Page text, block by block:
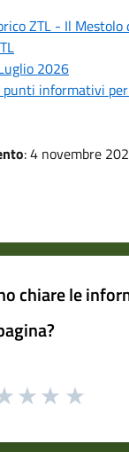
ZTL - Il Mestolo
2026
punti informativi
: 4 novembre
chiare le